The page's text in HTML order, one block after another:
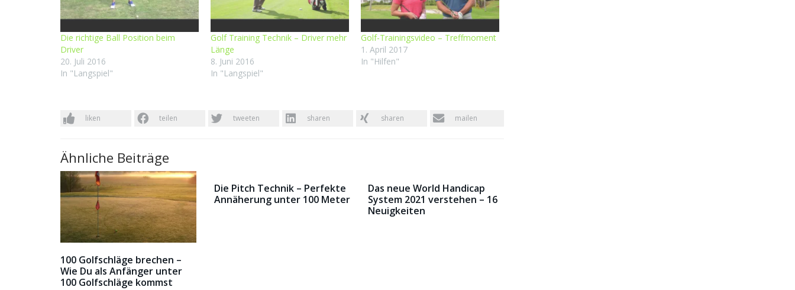
Die richtige Ball Position beim
Driver
20. Juli 2016
In "Langspiel"
Golf Training Technik – Driver mehr
Länge
8. Juni 2016
In "Langspiel"
Golf-Trainingsvideo – Treffmoment
1. April 2017
In "Hilfen"
liken teilen tweeten sharen sharen mailen
Ähnliche Beiträge
100 Golfschläge brechen –
Wie Du als Anfänger unter
100 Golfschläge kommst
Die Pitch Technik – Perfekte
Annäherung unter 100 Meter
Das neue World Handicap
System 2021 verstehen – 16
Neuigkeiten